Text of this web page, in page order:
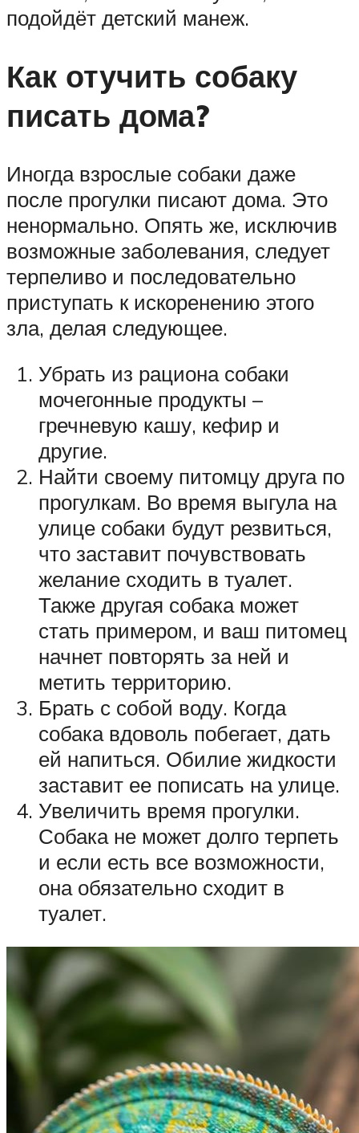
подойдёт детский манеж.
Как отучить собаку
писать дома?
Иногда взрослые собаки даже
после прогулки писают дома. Это
ненормально. Опять же, исключив
возможные заболевания, следует
терпеливо и последовательно
приступать к искоренению этого
зла, делая следующее.
Убрать из рациона собаки
мочегонные продукты –
гречневую кашу, кефир и
другие.
Найти своему питомцу друга по
прогулкам. Во время выгула на
улице собаки будут резвиться,
что заставит почувствовать
желание сходить в туалет.
Также другая собака может
стать примером, и ваш питомец
начнет повторять за ней и
метить территорию.
Брать с собой воду. Когда
собака вдоволь побегает, дать
ей напиться. Обилие жидкости
заставит ее пописать на улице.
Увеличить время прогулки.
Собака не может долго терпеть
и если есть все возможности,
она обязательно сходит в
туалет.